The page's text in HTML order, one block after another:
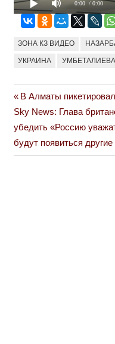
0:00 / 0:00
ЗОНА КЗ ВИДЕО
УКРАИНА УМБЕТАЛИЕВА
Навигация
по
записям
Previous
Post:
В Алматы
Next
Post:
Sky News: Глава
убедить «Россию
будут появиться